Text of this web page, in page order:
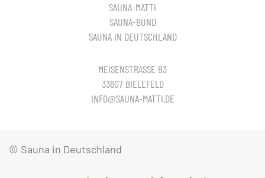
SAUNA-MATTI
SAUNA-BUND
SAUNA IN DEUTSCHLAND
MEISENSTRASSE 83
33607 BIELEFELD
INFO@SAUNA-MATTI.DE
© Sauna in Deutschland